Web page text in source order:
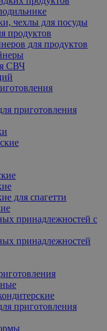
чехлы для посуды
продуктов
для продуктов
СВЧ
приготовления
для спагетти
принадлежностей с
принадлежностей
приготовления